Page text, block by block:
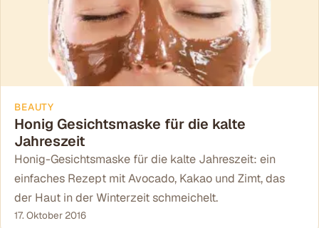
BEAUTY
Honig Gesichtsmaske für die kalte
Jahreszeit
Honig-Gesichtsmaske für die kalte Jahreszeit: ein
einfaches Rezept mit Avocado, Kakao und Zimt, das
der Haut in der Winterzeit schmeichelt.
17. Oktober 2016